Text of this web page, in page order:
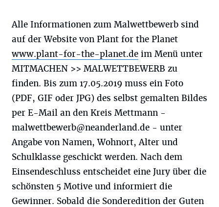
Alle Informationen zum Malwettbewerb sind
auf der Website von Plant for the Planet
www.plant-for-the-planet.de im Menü unter
MITMACHEN >> MALWETTBEWERB zu
finden. Bis zum 17.05.2019 muss ein Foto
(PDF, GIF oder JPG) des selbst gemalten Bildes
per E-Mail an den Kreis Mettmann -
malwettbewerb@neanderland.de - unter
Angabe von Namen, Wohnort, Alter und
Schulklasse geschickt werden. Nach dem
Einsendeschluss entscheidet eine Jury über die
schönsten 5 Motive und informiert die
Gewinner. Sobald die Sonderedition der Guten